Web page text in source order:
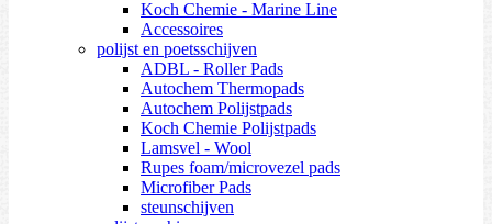
Koch Chemie - Marine Line
Accessoires
polijst en poetsschijven
ADBL - Roller Pads
Autochem Thermopads
Autochem Polijstpads
Koch Chemie Polijstpads
Lamsvel - Wool
Rupes foam/microvezel pads
Microfiber Pads
steunschijven